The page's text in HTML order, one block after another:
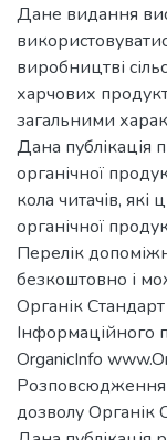
Дане видання
виробництві
харчових
загальними
Дана публікація
органічної
кола читачів,
органічної
Перелік
безкоштовно і
Органік
Інформаційного
OrganicInfo
Розповсюдження
дозволу Органік